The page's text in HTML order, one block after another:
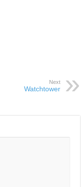
Next
Watchtower